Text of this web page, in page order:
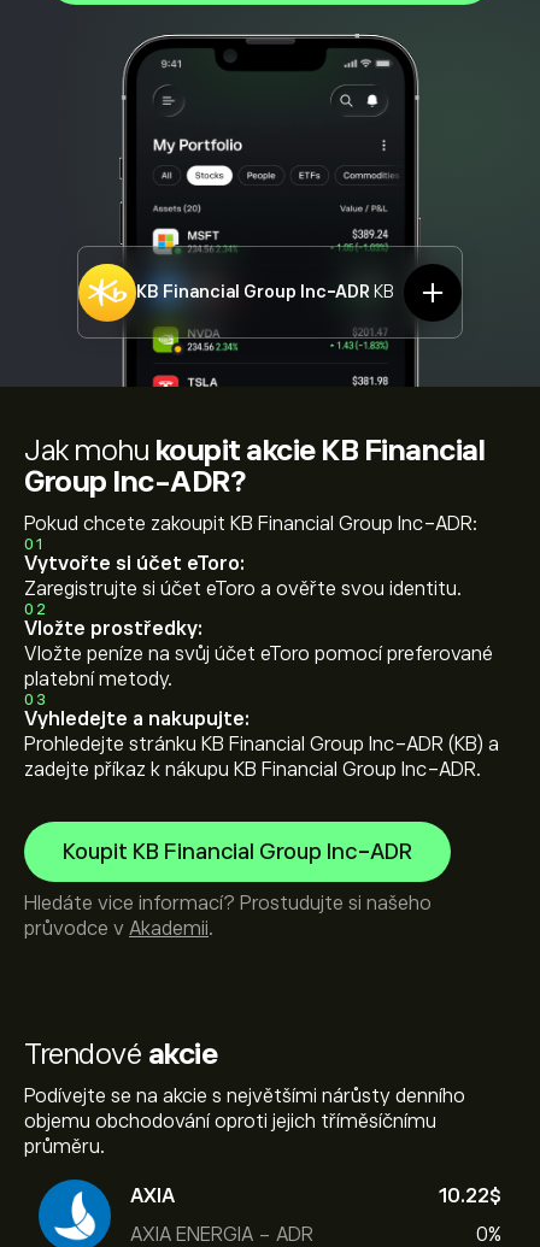
KB Financial Group Inc-ADR KB
Trendové akcie
Podívejte se na akcie s největšími nárůsty denního
objemu obchodování oproti jejich tříměsíčnímu
průměru.
AXIA
AXIA ENERGIA - ADR
10.22‎$‎
0%
Jak mohu koupit akcie KB Financial
Group Inc-ADR?
Pokud chcete zakoupit KB Financial Group Inc-ADR:
01
Vytvořte si účet eToro:
Zaregistrujte si účet eToro a ověřte svou identitu.
02
Vložte prostředky:
Vložte peníze na svůj účet eToro pomocí preferované
platební metody.
03
Vyhledejte a nakupujte:
Prohledejte stránku KB Financial Group Inc-ADR (KB) a
zadejte příkaz k nákupu KB Financial Group Inc-ADR.
Koupit KB Financial Group Inc-ADR
Hledáte vice informací? Prostudujte si našeho
průvodce v Akademii.